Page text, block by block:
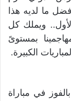
ما لديه هذا
ويملك كل
بمستوىً
الكبيرة.
في مباراة